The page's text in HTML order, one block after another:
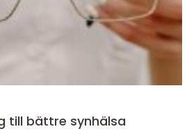
till bättre synhälsa